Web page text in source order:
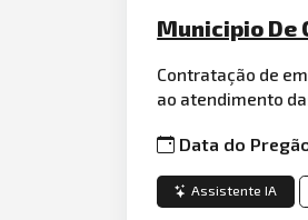
Municipio De
Contratação de
ao atendimento
Data do
Assistente IA